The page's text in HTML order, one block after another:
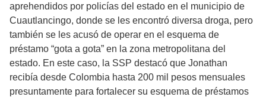
aprehendidos por policías del estado en el municipio de
Cuautlancingo, donde se les encontró diversa droga, pero
también se les acusó de operar en el esquema de
préstamo “gota a gota” en la zona metropolitana del
estado. En este caso, la SSP destacó que Jonathan
recibía desde Colombia hasta 200 mil pesos mensuales
presuntamente para fortalecer su esquema de préstamos